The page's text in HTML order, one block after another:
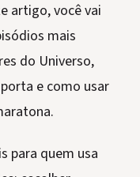
artigo, você vai
mais
do Universo,
e como usar
para quem usa